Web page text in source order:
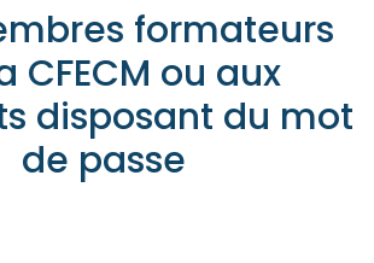
formateurs
CFECM ou aux
disposant du mot
de passe